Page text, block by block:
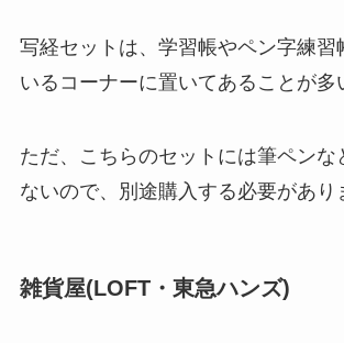
写経セットは、学習帳やペン字練習
いるコーナーに置いてあることが多
ただ、こちらのセットには筆ペンな
ないので、別途購入する必要があり
雑貨屋(LOFT・東急ハンズ)